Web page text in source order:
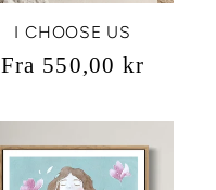
I CHOOSE US
Vanlig
Fra 550,00 kr